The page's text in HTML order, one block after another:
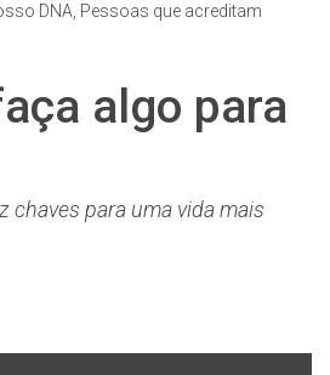
DNA Pessoas que acreditam
algo para
chaves para uma vida mais